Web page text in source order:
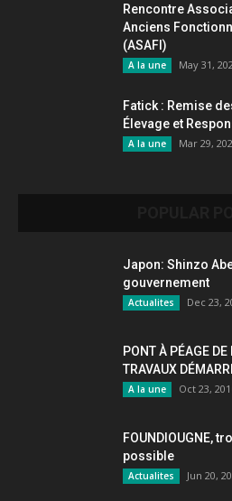
Rencontre
Anciens
(ASAFI)
A la une May 31,
Fatick : Remise
Élevage et
A la une Mar 29,
Japon: Shinzo
gouvernement
Actualites Dec 23,
PONT À PÉAGE
TRAVAUX
A la une Oct 23,
FOUNDIOUGNE,
possible
Actualites Jun 20,